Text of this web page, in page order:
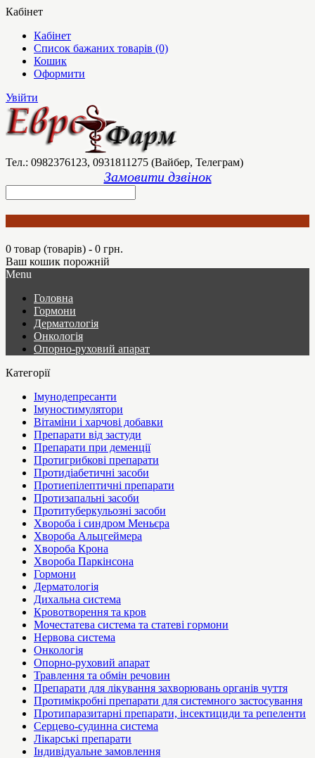
Кабінет
Кабінет
Список бажаних товарів (0)
Кошик
Оформити
Увійти
Тел.: 0982376123, 0931811275 (Вайбер, Телеграм)
Замовити дзвінок
0 товар (товарів) - 0 грн.
Ваш кошик порожній
Menu
Головна
Гормони
Дерматологія
Онкологія
Опорно-руховий апарат
Категорії
Імунодепресанти
Імуностимулятори
Вітаміни і харчові добавки
Препарати від застуди
Препарати при деменції
Протигрибкові препарати
Протидіабетичні засоби
Протиепілептичні препарати
Протизапальні засоби
Протитуберкульозні засоби
Хвороба і синдром Меньєра
Хвороба Альцгеймера
Хвороба Крона
Хвороба Паркінсона
Гормони
Дерматологія
Дихальна система
Кровотворення та кров
Мочестатева система та статеві гормони
Нервова система
Онкологія
Опорно-руховий апарат
Травлення та обмін речовин
Препарати для лікування захворювань органів чуття
Протимікробні препарати для системного застосування
Протипаразитарні препарати, інсектициди та репеленти
Серцево-судинна система
Лікарські препарати
Індивідуальне замовлення